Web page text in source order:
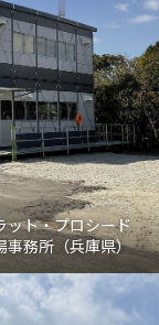
ット・プロシード
事務所（兵庫県）